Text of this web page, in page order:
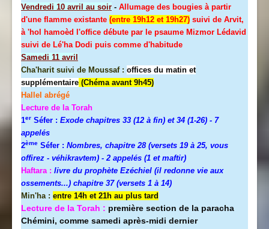
Vendredi 10 avril au soir - Allumage des bougies à partir
d'une flamme existante (entre 19h12 et 19h27) suivi de Arvit,
à 'hol hamoèd l'office débute par le psaume Mizmor Lédavid
suivi de Lé'ha Dodi puis comme d'habitude
Samedi 11 avril
Cha'harit suivi de Moussaf : offices du matin et
supplémentaire (Chéma avant 9h45)
Hallel abrégé
Lecture de la Torah
1er Séfer : Exode chapitres 33 (12 à fin) et 34 (1-26) - 7
appelés
2ème Séfer : Nombres, chapitre 28 (versets 19 à 25, vous
offirez - véhikravtem) - 2 appelés (1 et maftir)
Haftara : livre du prophète Ezéchiel (il redonne vie aux
ossements...) chapitre 37 (versets 1 à 14)
Min'ha : entre 14h et 21h au plus tard
Lecture de la Torah : première section de la paracha
Chémini, comme samedi après-midi dernier